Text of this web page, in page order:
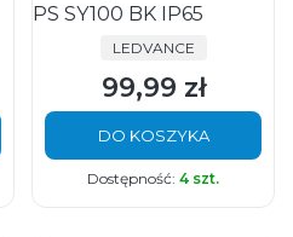
PS SY100 BK IP65
PRODUCENT
LEDVANCE
Cena
99,99 zł
DO KOSZYKA
Dostępność: 4 szt.